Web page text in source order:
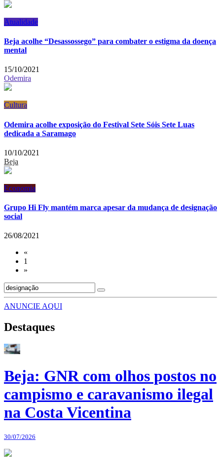
Atualidade
Beja acolhe “Desassossego” para combater o estigma da doença
mental
15/10/2021
Odemira
Cultura
Odemira acolhe exposição do Festival Sete Sóis Sete Luas
dedicada a Saramago
10/10/2021
Beja
Economia
Grupo Hi Fly mantém marca apesar da mudança de designação
social
26/08/2021
«
1
»
ANUNCIE AQUI
Destaques
Beja: GNR com olhos postos no
campismo e caravanismo ilegal
na Costa Vicentina
30/07/2026